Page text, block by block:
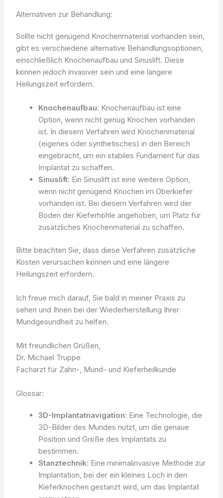
Alternativen zur Behandlung:
Sollte nicht genügend Knochenmaterial vorhanden sein,
gibt es verschiedene alternative Behandlungsoptionen,
einschließlich Knochenaufbau und Sinuslift. Diese
können jedoch invasiver sein und eine längere
Heilungszeit erfordern.
Knochenaufbau: Knochenaufbau ist eine
Option, wenn nicht genug Knochen vorhanden
ist. In diesem Verfahren wird Knochenmaterial
(eigenes oder synthetisches) in den Bereich
eingebracht, um ein stabiles Fundament für das
Implantat zu schaffen.
Sinuslift: Ein Sinuslift ist eine weitere Option,
wenn nicht genügend Knochen im Oberkiefer
vorhanden ist. Bei diesem Verfahren wird der
Boden der Kieferhöhle angehoben, um Platz für
zusätzliches Knochenmaterial zu schaffen.
Bitte beachten Sie, dass diese Verfahren zusätzliche
Kosten verursachen können und eine längere
Heilungszeit erfordern.
Ich freue mich darauf, Sie bald in meiner Praxis zu
sehen und Ihnen bei der Wiederherstellung Ihrer
Mundgesundheit zu helfen.
Mit freundlichen Grüßen,
Dr. Michael Truppe
Facharzt für Zahn-, Mund- und Kieferheilkunde
Glossar:
3D-Implantatnavigation: Eine Technologie, die
3D-Bilder des Mundes nutzt, um die genaue
Position und Größe des Implantats zu
bestimmen.
Stanztechnik: Eine minimalinvasive Methode zur
Implantation, bei der ein kleines Loch in den
Kieferknochen gestanzt wird, um das Implantat